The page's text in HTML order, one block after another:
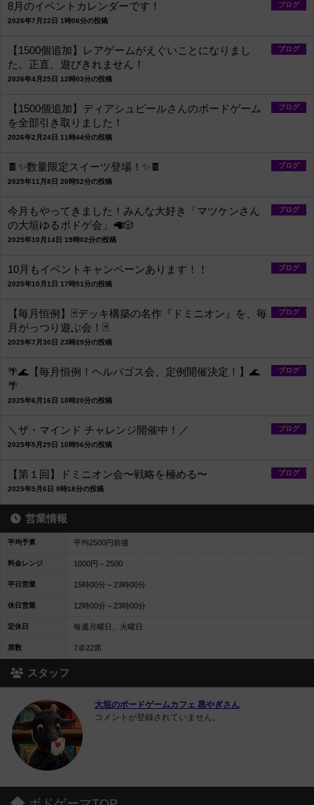
ブログ
8月のイベントカレンダーです！
2026年7月22日 1時06分の投稿
ブログ
【1500個追加】レアゲームがえぐいことになりまし
た。正直、遊びきれません！
2026年4月25日 12時03分の投稿
ブログ
【1500個追加】ディアシュピールさんのボードゲーム
を全部引き取りました！
2026年2月24日 11時44分の投稿
ブログ
🍫✨数量限定スイーツ登場！✨🍫
2025年11月8日 20時52分の投稿
ブログ
今月もやってきました！みんな大好き「マツケンさん
の大垣ゆるボドゲ会」🦙🎲
2025年10月14日 19時02分の投稿
ブログ
10月もイベントキャンペーンあります！！
2025年10月1日 17時51分の投稿
ブログ
【毎月恒例】🃏デッキ構築の名作『ドミニオン』を、毎
月がっつり遊ぶ会！🃏
2025年7月30日 23時29分の投稿
ブログ
🌴🌊【毎月恒例！ヘルパゴス会、定例開催決定！】🌊
🌴
2025年6月16日 10時20分の投稿
ブログ
＼ザ・マインド チャレンジ開催中！／
2025年5月29日 10時56分の投稿
ブログ
【第１回】ドミニオン会〜戦略を極める〜
2025年5月6日 9時18分の投稿
営業情報
平均予算 平均2500円前後
料金レンジ 1000円～2500
平日営業 15時00分～23時00分
休日営業 12時00分～23時00分
定休日 毎週月曜日、火曜日
席数 7卓22席
スタッフ
大垣のボードゲームカフェ 黒やぎさん
コメントが登録されていません。